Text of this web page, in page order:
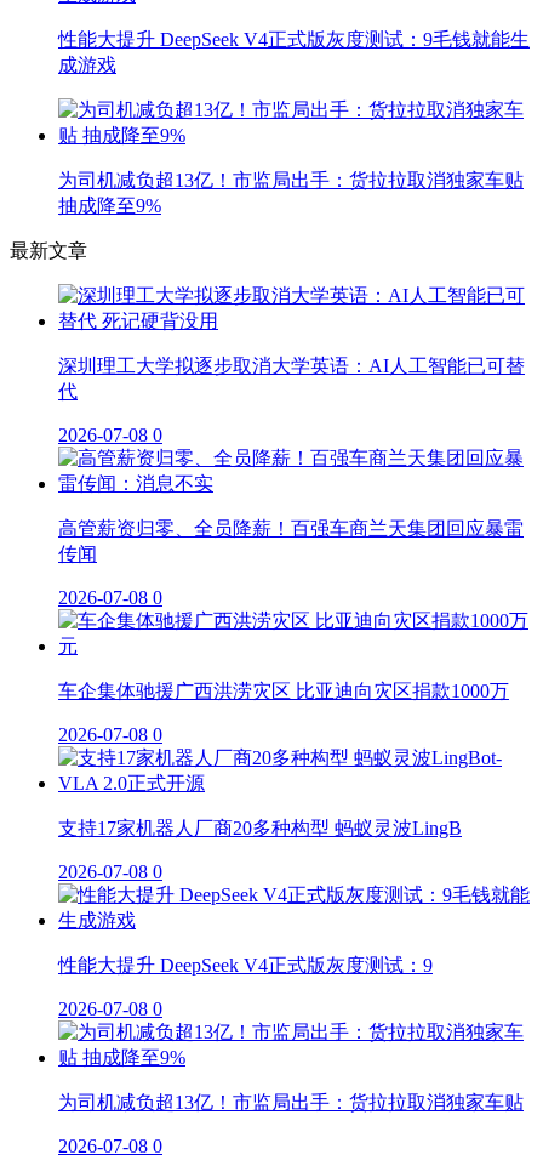
性能大提升 DeepSeek V4正式版灰度测试：9毛钱就能生
成游戏
为司机减负超13亿！市监局出手：货拉拉取消独家车贴
抽成降至9%
最新文章
深圳理工大学拟逐步取消大学英语：AI人工智能已可替
代
2026-07-08 0
高管薪资归零、全员降薪！百强车商兰天集团回应暴雷
传闻
2026-07-08 0
车企集体驰援广西洪涝灾区 比亚迪向灾区捐款1000万
2026-07-08 0
支持17家机器人厂商20多种构型 蚂蚁灵波LingB
2026-07-08 0
性能大提升 DeepSeek V4正式版灰度测试：9
2026-07-08 0
为司机减负超13亿！市监局出手：货拉拉取消独家车贴
2026-07-08 0